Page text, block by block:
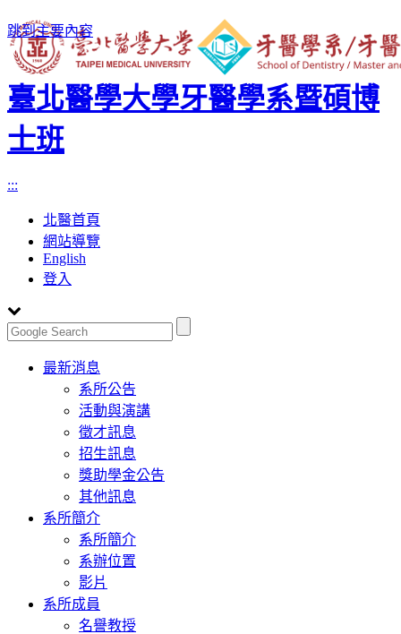
跳到主要內容
臺北醫學大學牙醫學系暨碩博
士班
:::
北醫首頁
網站導覽
English
登入
Toggle
navigation
最新消息
系所公告
活動與演講
徵才訊息
招生訊息
獎助學金公告
其他訊息
系所簡介
系所簡介
系辦位置
影片
系所成員
名譽教授